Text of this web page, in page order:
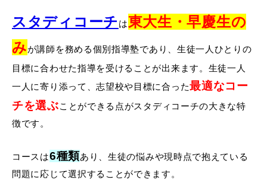
スタディコーチ は東大生・早慶生の
みが講師を務める個別指導塾であり、生徒一人ひとりの
目標に合わせた指導を受けることが出来ます。生徒一人
一人に寄り添って、志望校や目標に合った最適なコー
チを選ぶことができる点がスタディコーチの大きな特
徴です。
コースは6種類あり、生徒の悩みや現時点で抱えている
問題に応じて選択することができます。